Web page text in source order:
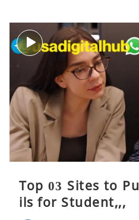
Top 03 Sites to
ils for Student,,,